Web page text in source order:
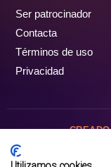
Ser patrocinador
Contacta
Términos de uso
Privacidad